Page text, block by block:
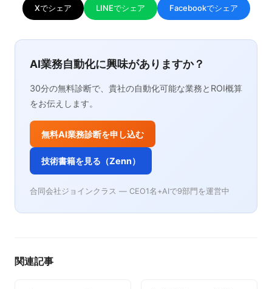
Xでシェア LINEでシェア Facebookでシェア
AI業務自動化に興味がありますか？
30分の無料診断で、貴社の自動化可能な業務とROI概算
をお伝えします。
無料AI業務診断を申し込む
技術書籍を見る（Zenn）
合同会社ジョインクラス — CEO1名+AIで9部門を運営中
関連記事